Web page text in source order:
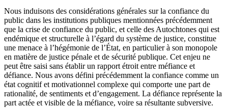
Nous induisons des considérations générales sur la confiance du
public dans les institutions publiques mentionnées précédemment
que la crise de confiance du public, et celle des Autochtones qui est
endémique et structurelle à l’égard du système de justice, constitue
une menace à l’hégémonie de l’État, en particulier à son monopole
en matière de justice pénale et de sécurité publique. Cet enjeu ne
peut être saisi sans établir un rapport étroit entre méfiance et
défiance. Nous avons défini précédemment la confiance comme un
état cognitif et motivationnel complexe qui comporte une part de
rationalité, de sentiments et d’engagement. La défiance représente la
part actée et visible de la méfiance, voire sa résultante subversive.